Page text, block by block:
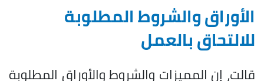
الأوراق والشروط المطلوبة
للالتحاق بالعمل
قالت، إن المميزات والشروط والأوراق المطلوبة